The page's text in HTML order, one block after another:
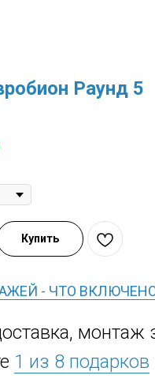
Раунд 5
Купить
- ЧТО
монтаж
1 из 8 подарков